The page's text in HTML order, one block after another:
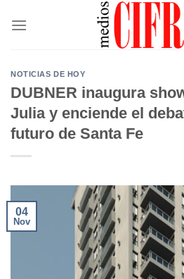
NOTICIAS DE HOY
DUBNER inaugura
Julia y enciende el
futuro de Santa Fe
04
Nov